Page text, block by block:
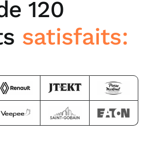
120
satisfaits: